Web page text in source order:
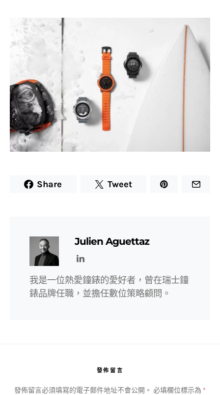
Share Tweet
Julien Aguettaz
我是一位熱愛鐘錶的愛好者，曾在瑞士鐘
錶品牌任職，並擔任數位策略顧問。
發佈留言
發佈留言必須填寫的電子郵件地址不會公開。 必填欄位標示為 *